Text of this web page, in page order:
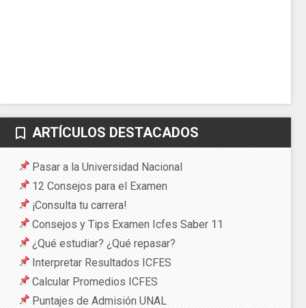
bookmark_border ARTÍCULOS DESTACADOS
Pasar a la Universidad Nacional
12 Consejos para el Examen
¡Consulta tu carrera!
Consejos y Tips Examen Icfes Saber 11
¿Qué estudiar? ¿Qué repasar?
Interpretar Resultados ICFES
Calcular Promedios ICFES
Puntajes de Admisión UNAL